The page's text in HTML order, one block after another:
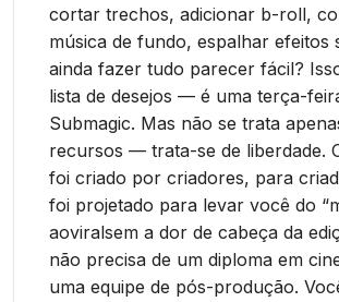
cortar trechos, adicionar b-roll,
música de fundo, espalhar efeitos
ainda fazer tudo parecer fácil?
lista de desejos — é uma terça-
Submagic. Mas não se trata
recursos — trata-se de liberdade.
foi criado por criadores, para
foi projetado para levar você do
aoviralsem a dor de cabeça da
não precisa de um diploma em
uma equipe de pós-produção.